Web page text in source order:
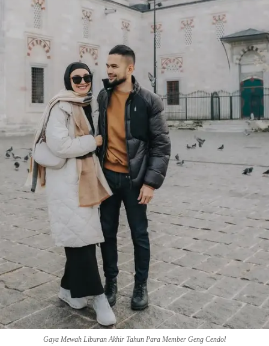
Gaya Mewah Liburan Akhir Tahun Para Member Geng Cendol